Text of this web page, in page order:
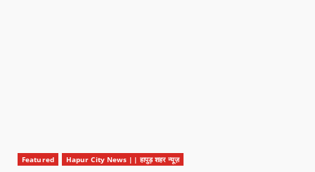
Featured Hapur City News || हापुड़ शहर न्यूज़